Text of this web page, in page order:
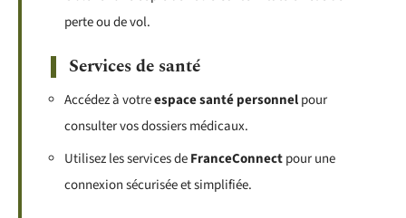
perte ou de vol.
Services de santé
Accédez à votreespace santé personnelpour
consulter vos dossiers médicaux.
Utilisez les services deFranceConnectpour une
connexion sécurisée et simplifiée.